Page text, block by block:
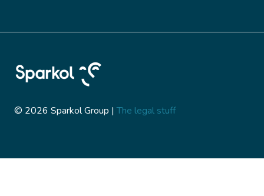
© 2026 Sparkol Group | The legal stuff